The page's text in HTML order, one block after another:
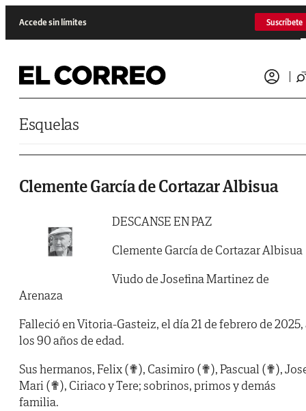
Accede sin límites Suscríbete
Esquelas
Clemente García de Cortazar Albisua
DESCANSE EN PAZ
Clemente García de Cortazar Albisua
Viudo de Josefina Martinez de
Arenaza
Falleció en Vitoria-Gasteiz, el día 21 de febrero de 2025,
los 90 años de edad.
Sus hermanos, Felix (✟), Casimiro (✟), Pascual (✟),
Mari (✟), Ciriaco y Tere; sobrinos, primos y demás
familia.